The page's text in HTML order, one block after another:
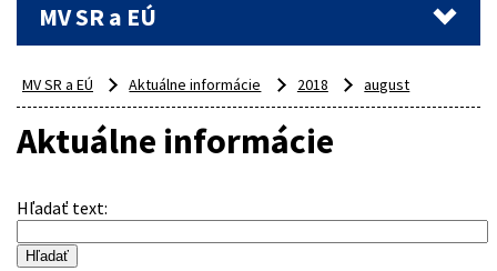
MV SR a EÚ
MV SR a EÚ Aktuálne informácie 2018 august
Aktuálne informácie
Hľadať text: